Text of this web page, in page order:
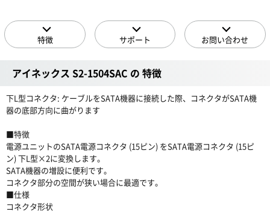
特徴 サポート お問い合わせ
アイネックス S2-1504SAC の 特徴
下L型コネクタ: ケーブルをSATA機器に接続した際、コネクタがSATA機
器の底部方向に曲がります
■特徴
電源ユニットのSATA電源コネクタ (15ピン) をSATA電源コネクタ (15ピ
ン) 下L型×2に変換します。
SATA機器の増設に便利です。
コネクタ部分の空間が狭い場合に最適です。
■仕様
コネクタ形状